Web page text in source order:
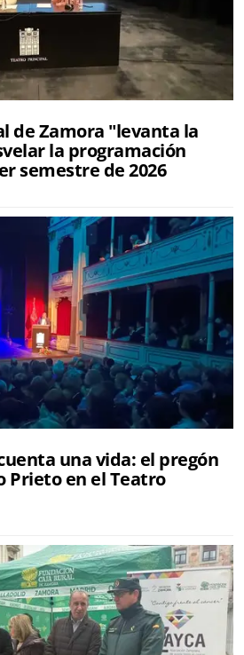
de Zamora "levanta la
la programación
semestre de 2026
una vida: el pregón
Prieto en el Teatro